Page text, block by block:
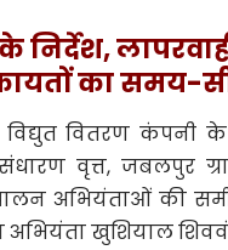
का समय-
विद्युत वितरण
वृत्त, जबलपुर
अभियंताओं की
खुशियाल